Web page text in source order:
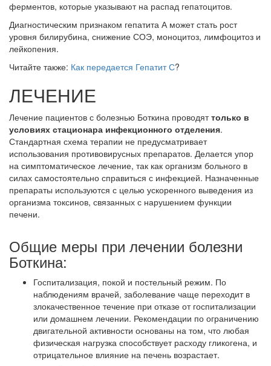
ферментов, которые указывают на распад гепатоцитов.
Диагностическим признаком гепатита А может стать рост
уровня билирубина, снижение СОЭ, моноцитоз, лимфоцитоз и
лейкопения.
Читайте также: Как передается Гепатит С?
ЛЕЧЕНИЕ
Лечение пациентов с болезнью Боткина проводяттолько в
условиях стационара инфекционного отделения.
Стандартная схема терапии не предусматривает
использования противовирусных препаратов. Делается упор
на симптоматическое лечение, так как организм больного в
силах самостоятельно справиться с инфекцией. Назначенные
препараты используются с целью ускоренного выведения из
организма токсинов, связанных с нарушением функции
печени.
Общие меры при лечении болезни
Боткина:
Госпитализация, покой и постельный режим. По
наблюдениям врачей, заболевание чаще переходит в
злокачественное течение при отказе от госпитализации
или домашнем лечении. Рекомендации по ограничению
двигательной активности основаны на том, что любая
физическая нагрузка способствует расходу гликогена, и
отрицательное влияние на печень возрастает.